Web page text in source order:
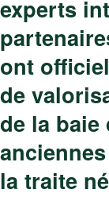
experts
ont
de
de la baie
la traite